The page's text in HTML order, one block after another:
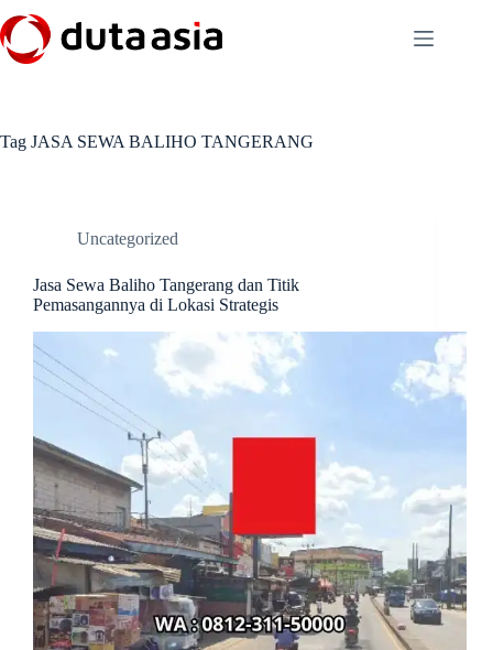
to
content
Tag JASA SEWA BALIHO TANGERANG
Uncategorized
Jasa Sewa Baliho Tangerang dan Titik
Pemasangannya di Lokasi Strategis